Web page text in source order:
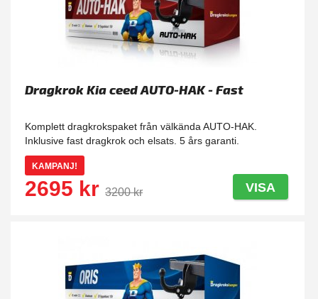
Dragkrok Kia ceed AUTO-HAK - Fast
Komplett dragkrokspaket från välkända AUTO-HAK.
Inklusive fast dragkrok och elsats. 5 års garanti.
KAMPANJ!
2695 kr 3200 kr VISA